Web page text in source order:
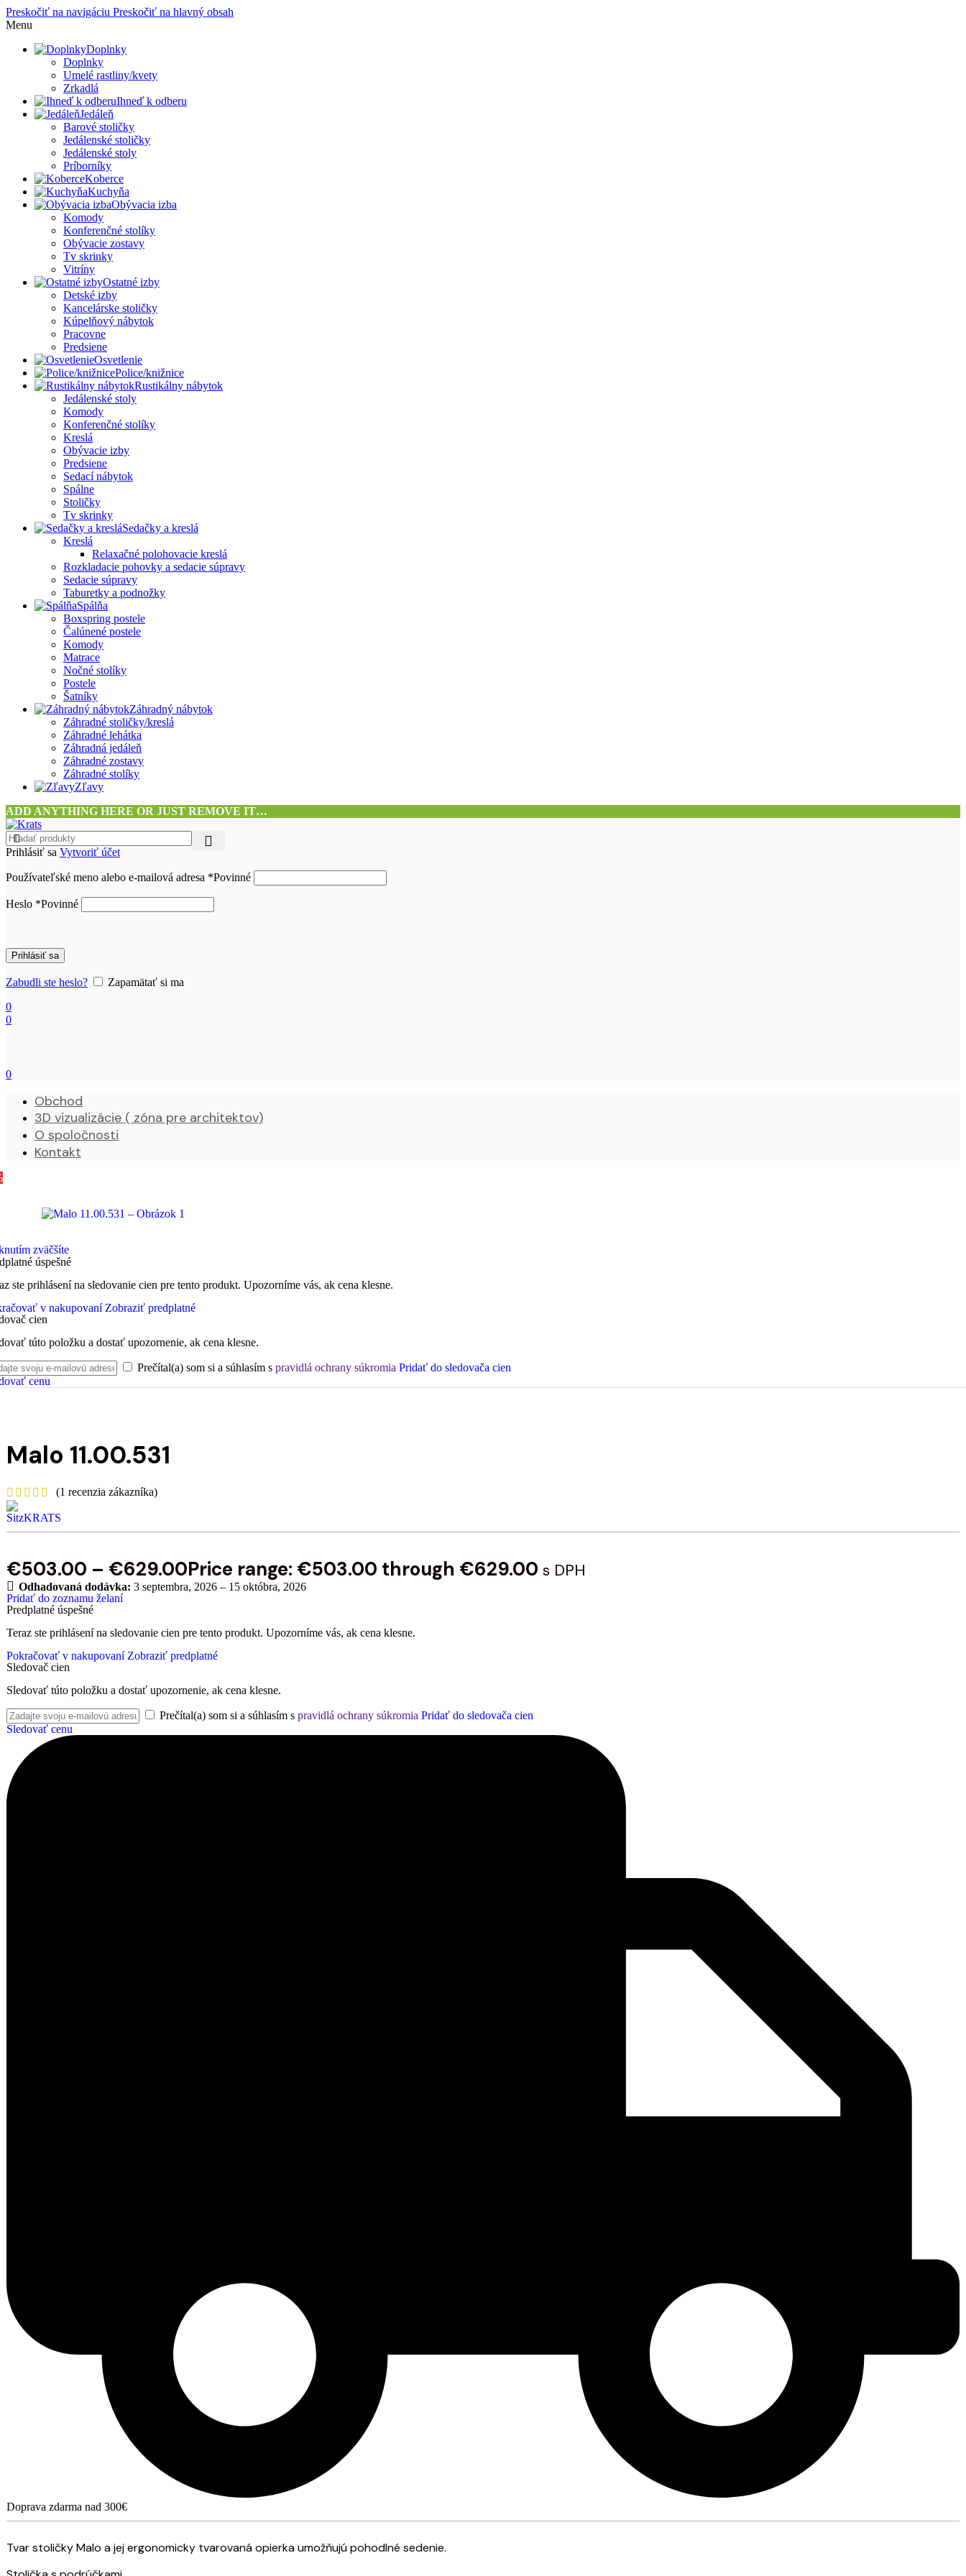
Preskočiť na navigáciu Preskočiť na hlavný obsah
Menu
Doplnky
Doplnky
Umelé rastliny/kvety
Zrkadlá
Ihneď k odberu
Jedáleň
Barové stoličky
Jedálenské stoličky
Jedálenské stoly
Príborníky
Koberce
Kuchyňa
Obývacia izba
Komody
Konferenčné stolíky
Obývacie zostavy
Tv skrinky
Vitríny
Ostatné izby
Detské izby
Kancelárske stoličky
Kúpelňový nábytok
Pracovne
Predsiene
Osvetlenie
Police/knižnice
Rustikálny nábytok
Jedálenské stoly
Komody
Konferenčné stolíky
Kreslá
Obývacie izby
Predsiene
Sedací nábytok
Spálne
Stoličky
Tv skrinky
Sedačky a kreslá
Kreslá
Relaxačné polohovacie kreslá
Rozkladacie pohovky a sedacie súpravy
Sedacie súpravy
Taburetky a podnožky
Spálňa
Boxspring postele
Čalúnené postele
Komody
Matrace
Nočné stolíky
Postele
Šatníky
Záhradný nábytok
Záhradné stoličky/kreslá
Záhradné lehátka
Záhradná jedáleň
Záhradné zostavy
Záhradné stolíky
Zľavy
ADD ANYTHING HERE OR JUST REMOVE IT…
Prihlásiť sa Vytvoriť účet
Používateľské meno alebo e-mailová adresa *Povinné
Heslo *Povinné
Prihlásiť sa
Zabudli ste heslo?
Zapamätať si ma
0
0
0
Obchod
3D vizualizácie ( zóna pre architektov)
O spoločnosti
Kontakt
zväčšíte
úspešné
ste prihlásení na sledovanie cien pre tento produkt. Upozorníme vás, ak cena klesne.
v nakupovaní Zobraziť predplatné
cien
túto položku a dostať upozornenie, ak cena klesne.
Prečítal(a) som si a súhlasím s pravidlá ochrany súkromia Pridať do sledovača cien
cenu
Malo 11.00.531
(1 recenzia zákazníka)
€503.00 – €629.00Price range: €503.00 through €629.00 s DPH
Odhadovaná dodávka: 3 septembra, 2026 – 15 októbra, 2026
Pridať do zoznamu želaní
Predplatné úspešné
Teraz ste prihlásení na sledovanie cien pre tento produkt. Upozorníme vás, ak cena klesne.
Pokračovať v nakupovaní Zobraziť predplatné
Sledovač cien
Sledovať túto položku a dostať upozornenie, ak cena klesne.
Prečítal(a) som si a súhlasím s pravidlá ochrany súkromia Pridať do sledovača cien
Sledovať cenu
Doprava zdarma nad 300€
Tvar stoličky Malo a jej ergonomicky tvarovaná opierka umožňujú pohodlné sedenie.